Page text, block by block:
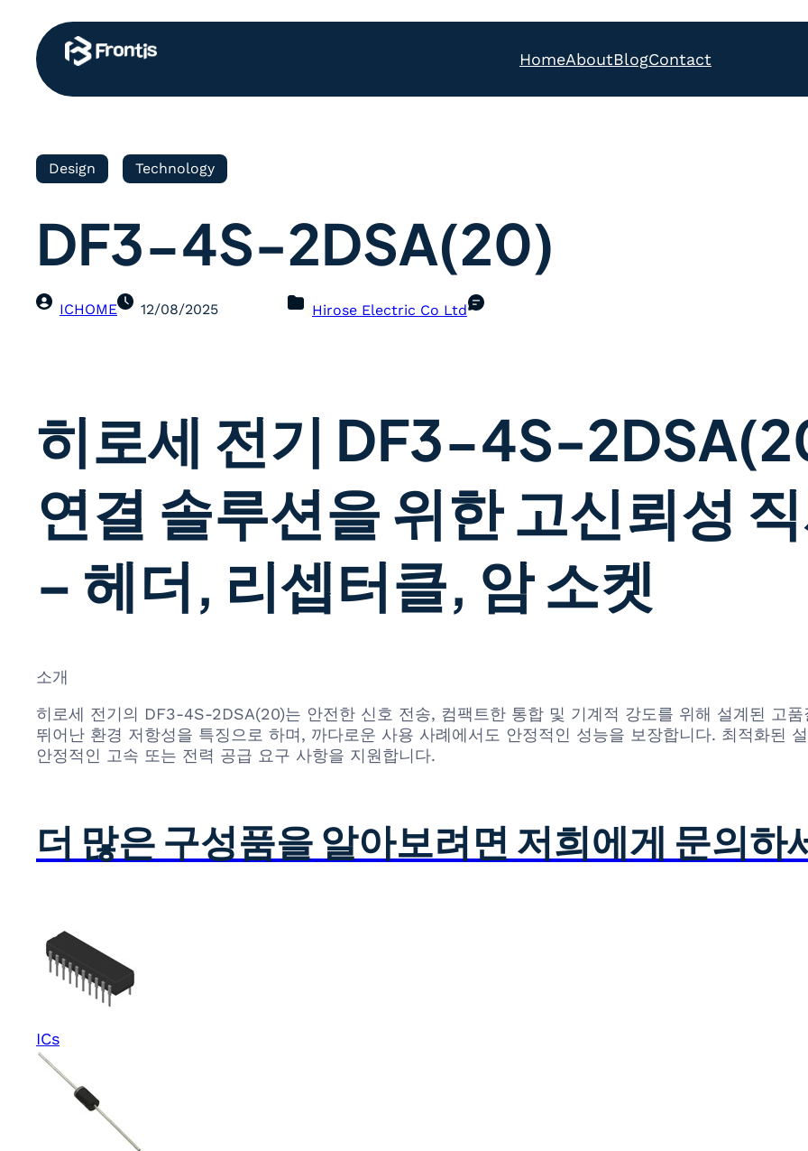
HomeAboutBlogContact
Design Technology
DF3-4S-2DSA(20)
ICHOME 12/08/2025 Hirose Electric Co Ltd
히로세 전기 DF3-4S-
연결 솔루션을 위한 고신뢰성
– 헤더, 리셉터클, 암 소켓
소개
히로세 전기의 DF3-4S-2DSA(20)는 안전한 신호 전송, 컴팩트한 통합 및 기계적 강도를 위해 설계된 고
뛰어난 환경 저항성을 특징으로 하며, 까다로운 사용 사례에서도 안정적인 성능을 보장합니다. 최적화된
안정적인 고속 또는 전력 공급 요구 사항을 지원합니다.
더 많은 구성품을 알아보려면 저희에게 문의하
ICs